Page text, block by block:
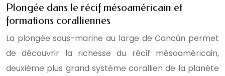
Plongée dans le récif mésoaméricain et
formations coralliennes
La plongée sous-marine au large de Cancún permet
de découvrir la richesse du récif mésoaméricain,
deuxième plus grand système corallien de la planète